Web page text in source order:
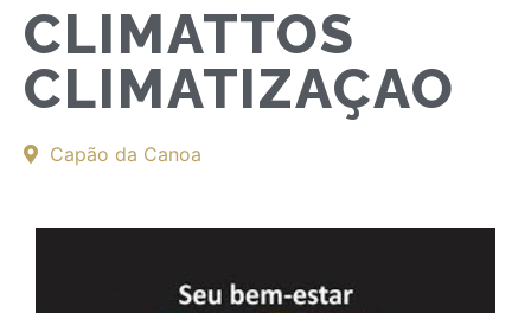
CLIMATTOS
CLIMATIZAÇAO
Capão da Canoa